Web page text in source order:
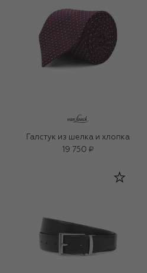
Галстук из шелка и хлопка
19 750 ₽